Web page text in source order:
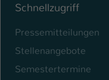
Schnellzugriff
Pressemitteilungen
Stellenangebote
Semestertermine